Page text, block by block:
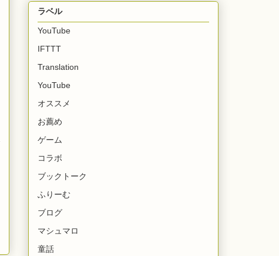
ラベル
YouTube
IFTTT
Translation
YouTube
オススメ
お薦め
ゲーム
コラボ
ブックトーク
ふりーむ
ブログ
マシュマロ
童話